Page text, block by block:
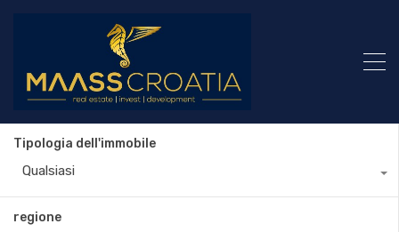
Tipologia dell'immobile
Qualsiasi
regione